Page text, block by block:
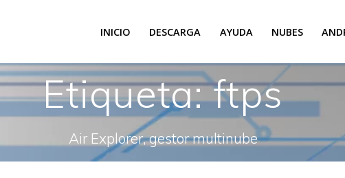
INICIO DESCARGA AYUDA NUBES
Etiqueta:ftps
Air Explorer, gestor multinube